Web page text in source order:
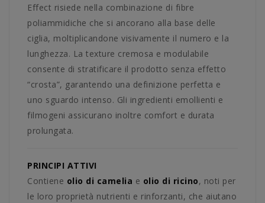
Effect risiede nella combinazione di fibre
poliammidiche che si ancorano alla base delle
ciglia, moltiplicandone visivamente il numero e la
lunghezza. La texture cremosa e modulabile
consente di stratificare il prodotto senza effetto
“crosta”, garantendo una definizione perfetta e
uno sguardo intenso. Gli ingredienti emollienti e
filmogeni assicurano inoltre comfort e durata
prolungata.
PRINCIPI ATTIVI
Contiene olio di camelia e olio di ricino, noti per
le loro proprietà nutrienti e rinforzanti, che aiutano